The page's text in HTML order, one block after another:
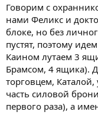
Говорим с
нами Феликс и
блоке, но без
пустят, поэтому
Каином лутаем 3
Брамсом, 4 ящика).
торговцем,
часть силовой
первого раза), а